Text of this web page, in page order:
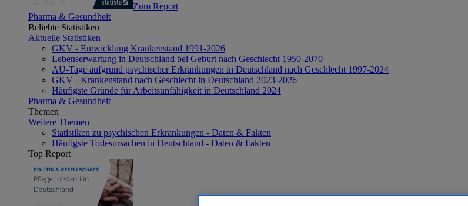
Zum Report
Pharma & Gesundheit
Beliebte Statistiken
Aktuelle Statistiken
GKV - Entwicklung Krankenstand 1991-2026
Lebenserwartung in Deutschland bei Geburt nach Geschlecht 1950-2070
AU-Tage aufgrund psychischer Erkrankungen in Deutschland nach Geschlecht 1997-2024
GKV - Krankenstand nach Geschlecht in Deutschland 2023-2026
Häufigste Gründe für Arbeitsunfähigkeit in Deutschland 2024
Pharma & Gesundheit
Themen
Weitere Themen
Statistiken zu psychischen Erkrankungen - Daten & Fakten
Häufigste Todesursachen in Deutschland - Daten & Fakten
Top Report